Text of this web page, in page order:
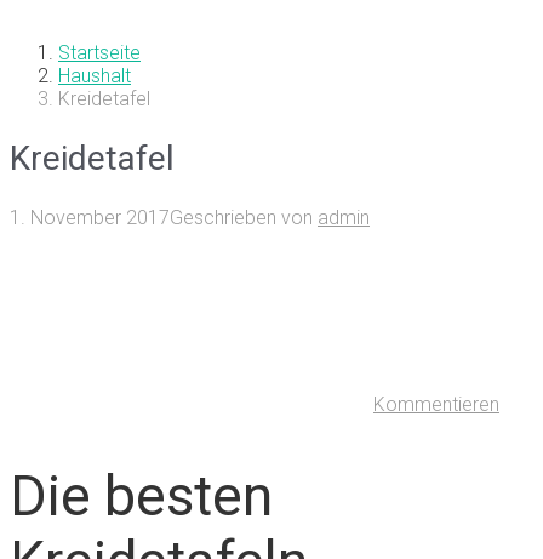
Startseite
Haushalt
Kreidetafel
Kreidetafel
1. November 2017Geschrieben von admin
Kommentieren
Die besten